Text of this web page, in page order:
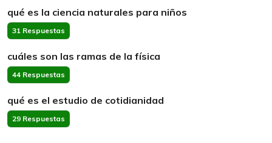
qué es la ciencia naturales para niños
31 Respuestas
cuáles son las ramas de la física
44 Respuestas
qué es el estudio de cotidianidad
29 Respuestas